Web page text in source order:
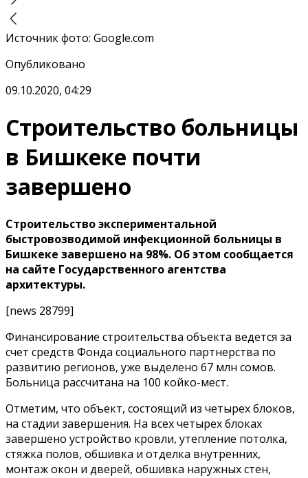
Источник фото: Google.com
Опубликовано
09.10.2020, 04:29
Строительство больницы
в Бишкеке почти
завершено
Строительство экспериментальной
быстровозводимой инфекционной больницы в
Бишкеке завершено на 98%. Об этом сообщается
на сайте Государственного агентства
архитектуры.
[news 28799]
Финансирование строительства объекта ведется за
счет средств Фонда социального партнерства по
развитию регионов, уже выделено 67 млн сомов.
Больница рассчитана на 100 койко-мест.
Отметим, что объект, состоящий из четырех блоков,
на стадии завершения. На всех четырех блоках
завершено устройство кровли, утепление потолка,
стяжка полов, обшивка и отделка внутренних,
монтаж окон и дверей, обшивка наружных стен,